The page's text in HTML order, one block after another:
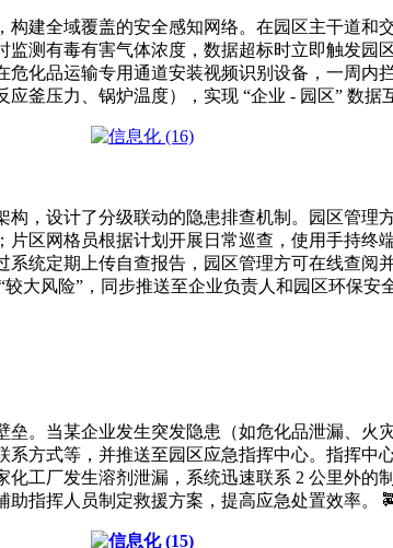
建全域覆盖的安全感知网络。在园区主干道
测有毒有害气体浓度，数据超标时立即触发园
化品运输专用通道安装视频识别设备，一周内
釜压力、锅炉温度），实现 “企业 - 园区” 数据
，设计了分级联动的隐患排查机制。园区管
区网格员根据计划开展日常巡查，使用手持终
统定期上传自查报告，园区管理方可在线查
大风险”，同步推送至企业负责人和园区环保
。当某企业发生突发隐患（如危化品泄漏、
方式等，并推送至园区应急指挥中心。指挥中
工厂发生溶剂泄漏，系统迅速联系 2 公里外
指挥人员制定救援方案，提高应急处置效率。